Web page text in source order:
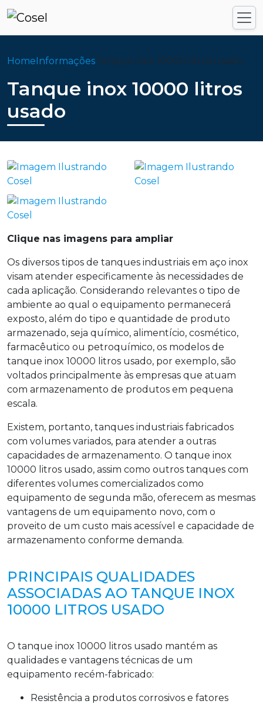
HomeInformaçõesTanque inox 10000 litros usado
Tanque inox 10000 litros
usado
Clique nas imagens para ampliar
Os diversos tipos de tanques industriais em aço inox
visam atender especificamente às necessidades de
cada aplicação. Considerando relevantes o tipo de
ambiente ao qual o equipamento permanecerá
exposto, além do tipo e quantidade de produto
armazenado, seja químico, alimentício, cosmético,
farmacêutico ou petroquímico, os modelos de
tanque inox 10000 litros usado, por exemplo, são
voltados principalmente às empresas que atuam
com armazenamento de produtos em pequena
escala.
Existem, portanto, tanques industriais fabricados
com volumes variados, para atender a outras
capacidades de armazenamento. O tanque inox
10000 litros usado, assim como outros tanques com
diferentes volumes comercializados como
equipamento de segunda mão, oferecem as mesmas
vantagens de um equipamento novo, com o
proveito de um custo mais acessível e capacidade de
armazenamento conforme demanda.
PRINCIPAIS QUALIDADES
ASSOCIADAS AO TANQUE INOX
10000 LITROS USADO
O tanque inox 10000 litros usado mantém as
qualidades e vantagens técnicas de um
equipamento recém-fabricado:
Resistência a produtos corrosivos e fatores